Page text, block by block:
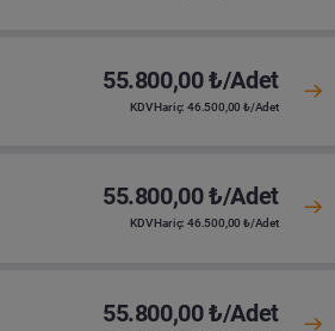
55.800,00 ₺/Adet
KDV Hariç: 46.500,00 ₺/Adet
55.800,00 ₺/Adet
KDV Hariç: 46.500,00 ₺/Adet
55.800,00 ₺/Adet